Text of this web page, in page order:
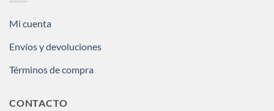
Mi cuenta
Envíos y devoluciones
Términos de compra
CONTACTO